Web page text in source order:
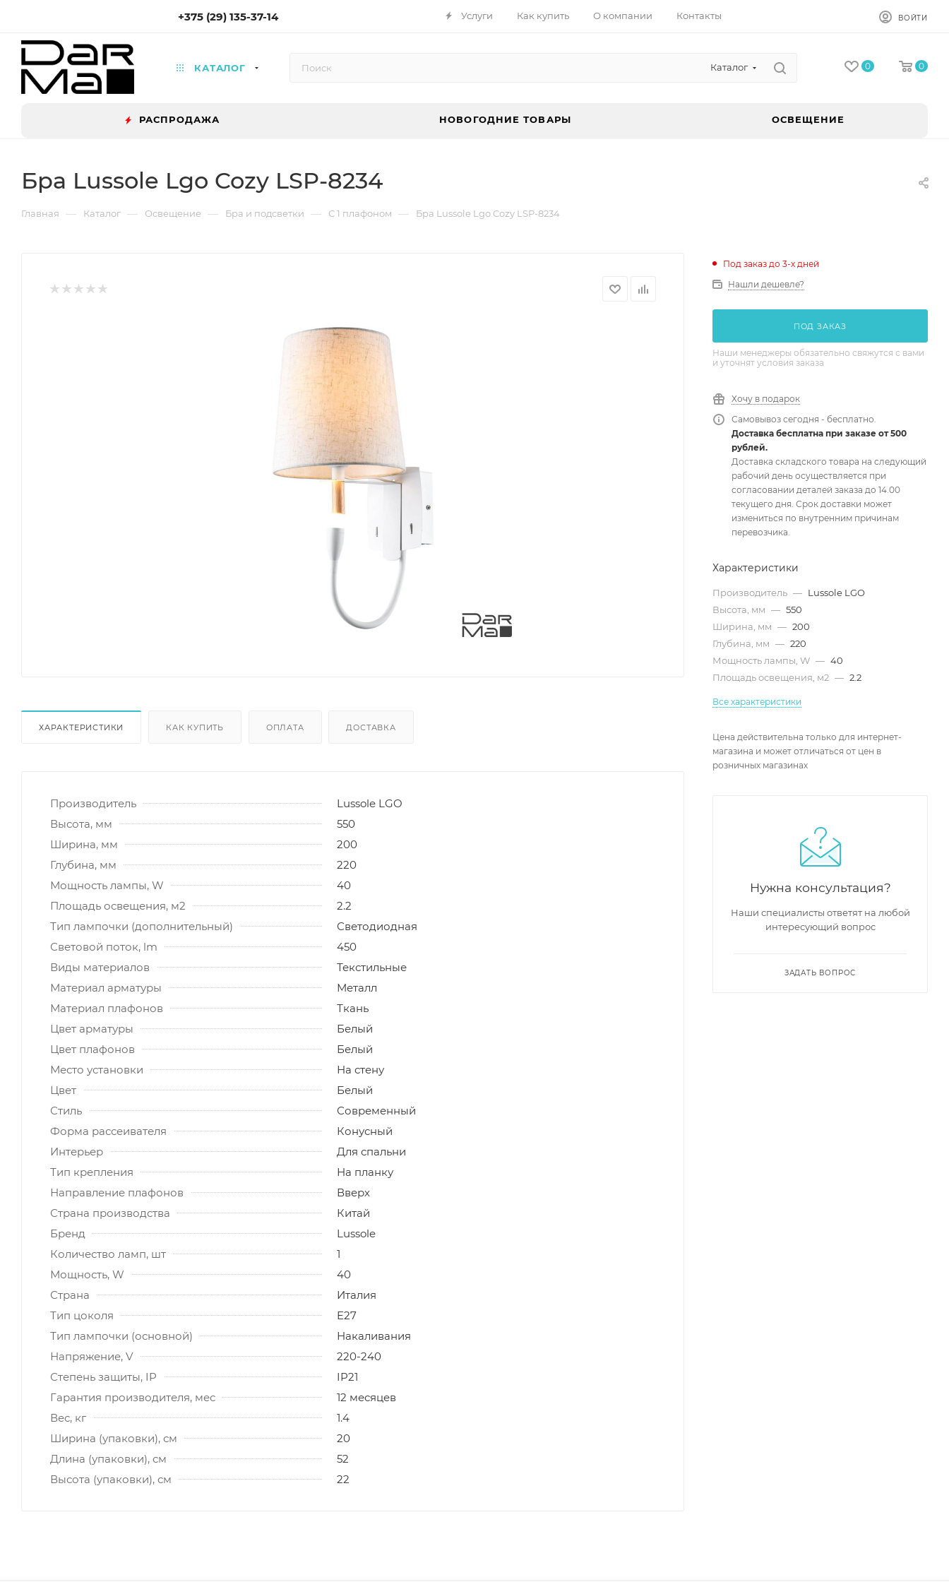
+375 (29) 135-37-14 Услуги Как купить О компании Контакты ВОЙТИ
КАТАЛОГ Каталог 0 0
РАСПРОДАЖА НОВОГОДНИЕ ТОВАРЫ ОСВЕЩЕНИЕ
Бра Lussole Lgo Cozy LSP-8234
Главная — Каталог — Освещение — Бра и подсветки — С 1 плафоном — Бра Lussole Lgo Cozy LSP-8234
ХАРАКТЕРИСТИКИ КАК КУПИТЬ ОПЛАТА ДОСТАВКА
Производитель
Lussole LGO
Высота, мм
550
Ширина, мм
200
Глубина, мм
220
Мощность лампы, W
40
Площадь освещения, м2
2.2
Тип лампочки (дополнительный)
Светодиодная
Световой поток, lm
450
Виды материалов
Текстильные
Материал арматуры
Металл
Материал плафонов
Ткань
Цвет арматуры
Белый
Цвет плафонов
Белый
Место установки
На стену
Цвет
Белый
Стиль
Современный
Форма рассеивателя
Конусный
Интерьер
Для спальни
Тип крепления
На планку
Направление плафонов
Вверх
Страна производства
Китай
Бренд
Lussole
Количество ламп, шт
1
Мощность, W
40
Страна
Италия
Тип цоколя
E27
Тип лампочки (основной)
Накаливания
Напряжение, V
220-240
Степень защиты, IP
IP21
Гарантия производителя, мес
12 месяцев
Вес, кг
1.4
Ширина (упаковки), см
20
Длина (упаковки), см
52
Высота (упаковки), см
22
Под заказ до 3-х дней
Нашли дешевле?
ПОД ЗАКАЗ
Наши менеджеры обязательно свяжутся с вами
и уточнят условия заказа
Хочу в подарок
Самовывоз сегодня - бесплатно.
Доставка бесплатна при заказе от 500
рублей.
Доставка складского товара на следующий
рабочий день осуществляется при
согласовании деталей заказа до 14.00
текущего дня. Срок доставки может
измениться по внутренним причинам
перевозчика.
Характеристики
Производитель — Lussole LGO
Высота, мм — 550
Ширина, мм — 200
Глубина, мм — 220
Мощность лампы, W — 40
Площадь освещения, м2 — 2.2
Все характеристики
Цена действительна только для интернет-
магазина и может отличаться от цен в
розничных магазинах
Нужна консультация?
Наши специалисты ответят на любой
интересующий вопрос
ЗАДАТЬ ВОПРОС